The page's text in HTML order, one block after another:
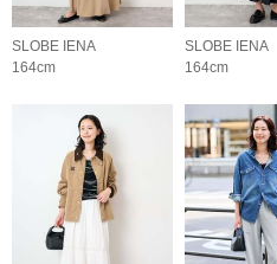
SLOBE IENA
164cm
SLOBE IENA
164cm